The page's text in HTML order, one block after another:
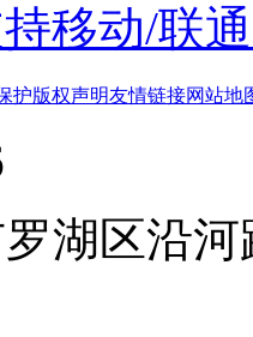
移动/联
护版权声明友情链接网站地
湖区沿河